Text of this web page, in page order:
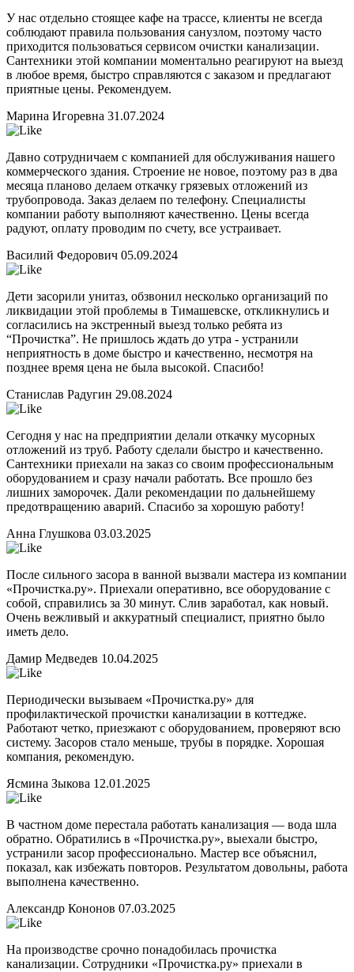
У нас отдельно стоящее кафе на трассе, клиенты не всегда
соблюдают правила пользования санузлом, поэтому часто
приходится пользоваться сервисом очистки канализации.
Сантехники этой компании моментально реагируют на выезд
в любое время, быстро справляются с заказом и предлагают
приятные цены. Рекомендуем.
Марина Игоревна 31.07.2024
Давно сотрудничаем с компанией для обслуживания нашего
коммерческого здания. Строение не новое, поэтому раз в два
месяца планово делаем откачку грязевых отложений из
трубопровода. Заказ делаем по телефону. Специалисты
компании работу выполняют качественно. Цены всегда
радуют, оплату проводим по счету, все устраивает.
Василий Федорович 05.09.2024
Дети засорили унитаз, обзвонил несколько организаций по
ликвидации этой проблемы в Тимашевске, откликнулись и
согласились на экстренный выезд только ребята из
“Прочистка”. Не пришлось ждать до утра - устранили
неприятность в доме быстро и качественно, несмотря на
позднее время цена не была высокой. Спасибо!
Станислав Радугин 29.08.2024
Сегодня у нас на предприятии делали откачку мусорных
отложений из труб. Работу сделали быстро и качественно.
Сантехники приехали на заказ со своим профессиональным
оборудованием и сразу начали работать. Все прошло без
лишних заморочек. Дали рекомендации по дальнейшему
предотвращению аварий. Спасибо за хорошую работу!
Анна Глушкова 03.03.2025
После сильного засора в ванной вызвали мастера из компании
«Прочистка.ру». Приехали оперативно, все оборудование с
собой, справились за 30 минут. Слив заработал, как новый.
Очень вежливый и аккуратный специалист, приятно было
иметь дело.
Дамир Медведев 10.04.2025
Периодически вызываем «Прочистка.ру» для
профилактической прочистки канализации в коттедже.
Работают четко, приезжают с оборудованием, проверяют всю
систему. Засоров стало меньше, трубы в порядке. Хорошая
компания, рекомендую.
Ясмина Зыкова 12.01.2025
В частном доме перестала работать канализация — вода шла
обратно. Обратились в «Прочистка.ру», выехали быстро,
устранили засор профессионально. Мастер все объяснил,
показал, как избежать повторов. Результатом довольны, работа
выполнена качественно.
Александр Кононов 07.03.2025
На производстве срочно понадобилась прочистка
канализации. Сотрудники «Прочистка.ру» приехали в